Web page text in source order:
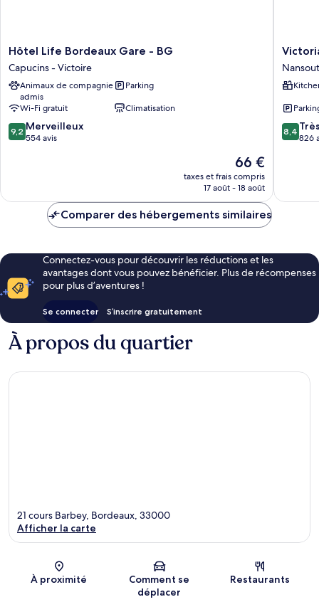
Hôtel
Life
Bordeaux
Gare
BG
Capucins - Victoire
Hôtel Life Bordeaux Gare - BG
Capucins - Victoire
Animaux de compagnie
admis
Parking
Wi-Fi gratuit
Climatisation
9.2
sur
9,2 Merveilleux
554 avis
Le
nouveau
prix
de
66 €
taxes et frais compris
17 août - 18 août
Victoria
Garden
Centre
Saint-
Genès
8.4
sur
8,4
826
Comparer des hébergements similaires
Connectez-vous pour découvrir les réductions et les
avantages dont vous pouvez bénéficier. Plus de récompenses
pour plus d’aventures !
Se connecter S’inscrire gratuitement
À propos du quartier
Carte
21 cours Barbey, Bordeaux, 33000
Afficher la carte
À proximité
Comment se
déplacer
Restaurants